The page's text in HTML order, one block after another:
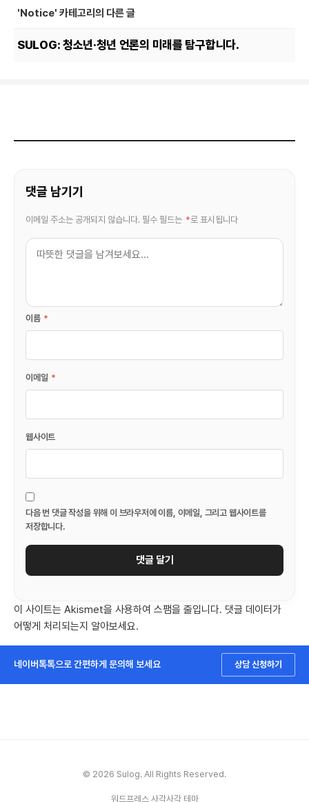
'Notice' 카테고리의 다른 글
SULOG: 청소년·청년 언론의 미래를 탐구합니다.
댓글 남기기
이메일 주소는 공개되지 않습니다. 필수 필드는 * 로 표시됩니다
이름 *
이메일 *
웹사이트
다음 번 댓글 작성을 위해 이 브라우저에 이름, 이메일, 그리고 웹사이트를
저장합니다.
이 사이트는 Akismet을 사용하여 스팸을 줄입니다. 댓글 데이터가
어떻게 처리되는지 알아보세요.
네이버톡톡으로 간편하게 문의해 보세요 상담 신청하기
© 2026 Sulog. All Rights Reserved.
워드프레스 사각사각 테마